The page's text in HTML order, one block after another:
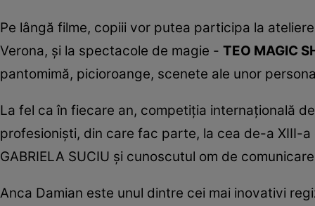
Pe lângă filme, copiii vor putea participa la
Verona, şi la spectacole de magie - TEO MAGIC
pantomimă, picioroange, scenete ale unor
La fel ca în fiecare an, competiţia internaţională
profesionişti, din care fac parte, la cea de-a XIII-
GABRIELA SUCIU şi cunoscutul om de
Anca Damian este unul dintre cei mai inovativi